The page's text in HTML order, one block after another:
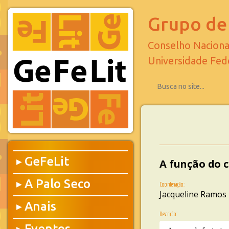
▶ GeFeLit
▶ A Palo Seco
▶ Anais
Grupo
Conselho
Universidade
A função do
Coordenação:
Jacqueline Ramos
Descrição: